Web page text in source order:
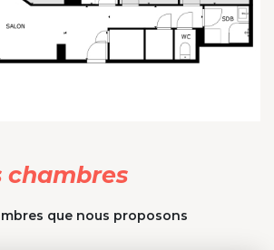
chambres
que nous proposons